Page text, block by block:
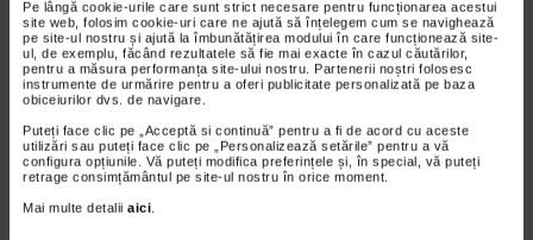
Pe lângă cookie-urile care sunt strict necesare pentru funcționarea acestui
site web, folosim cookie-uri care ne ajută să înțelegem cum se navighează
pe site-ul nostru și ajută la îmbunătățirea modului în care funcționează site-
ul, de exemplu, făcând rezultatele să fie mai exacte în cazul căutărilor,
pentru a măsura performanța site-ului nostru. Partenerii noștri folosesc
instrumente de urmărire pentru a oferi publicitate personalizată pe baza
obiceiurilor dvs. de navigare.
Puteți face clic pe „Acceptă si continuă” pentru a fi de acord cu aceste
utilizări sau puteți face clic pe „Personalizează setările” pentru a vă
configura opțiunile. Vă puteți modifica preferințele și, în special, vă puteți
retrage consimțământul pe site-ul nostru în orice moment.
Mai multe detalii aici.
Timp de citire:6 minute, 30 secunde 16 decembrie 2025
Tuse seaca – simptome, cauze si remedii
Boli ale sistemului respirator
Tusea este modul natural in care corpul isi
protejeaza plamanii, acest reflex ajutand la
eliminarea substantelor daunatoare din
caile respiratorii, pentru a le impiedica sa